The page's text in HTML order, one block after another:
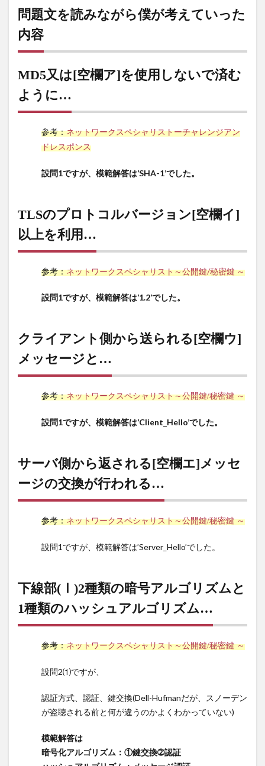
[空
欄
ア]
ない
で済
むよ
ロト
ジョ
ン
[空
欄
以上
クラ
ント
側か
られ
メッ
ジ
と…
バ側
れる
[空
欄
セー
交換
われ
下線
問題文を読みながら僕が考えていった
内容
MD5又は[空欄ア]を使用しないで済む
ように…
参考：ネットワークスペシャリストーチャレンジアン
ドレスポンス
設問1ですが、模範解答は’SHA-1’でした。
TLSのプロトコルバージョン[空欄イ]
以上を利用…
参考：ネットワークスペシャリスト～公開鍵/秘密鍵 ～
設問1ですが、模範解答は’1.2’でした。
クライアント側から送られる[空欄ウ]
メッセージと…
参考：ネットワークスペシャリスト～公開鍵/秘密鍵 ～
設問1ですが、模範解答は’Client_Hello’でした。
サーバ側から返される[空欄エ]メッセ
ージの交換が行われる …
参考：ネットワークスペシャリスト～公開鍵/秘密鍵 ～
設問1ですが、模範解答は’Server_Hello’でした。
下線部(Ⅰ)2種類の暗号アルゴリズムと
1種類のハッシュアルゴリズム…
参考：ネットワークスペシャリスト～公開鍵/秘密鍵 ～
設問2⑴ですが、
認証方式、認証、鍵交換(Dell-Hufmanだが、スノーデン
が盗聴される前と何が違うのかよくわかっていない)
模範解答は
暗号化アルゴリズム：①鍵交換➁認証